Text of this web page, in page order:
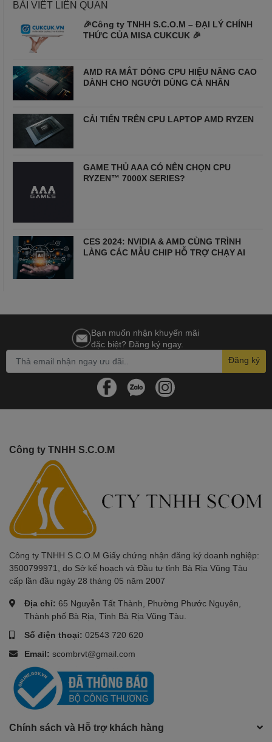
BÀI VIẾT LIÊN QUAN
🎉Công ty TNHH S.C.O.M – ĐẠI LÝ CHÍNH
THỨC CỦA MISA CUKCUK 🎉
AMD RA MẮT DÒNG CPU HIỆU NĂNG CAO
DÀNH CHO NGƯỜI DÙNG CÁ NHÂN
CẢI TIẾN TRÊN CPU LAPTOP AMD RYZEN
GAME THỦ AAA CÓ NÊN CHỌN CPU
RYZEN™ 7000X SERIES?
CES 2024: NVIDIA & AMD CÙNG TRÌNH
LÀNG CÁC MẪU CHIP HỖ TRỢ CHẠY AI
Bạn muốn nhận khuyến mãi
đặc biệt? Đăng ký ngay.
Đăng ký
Công ty TNHH S.C.O.M
Công ty TNHH S.C.O.M Giấy chứng nhận đăng ký doanh nghiệp:
3500799971, do Sở kế hoạch và Đầu tư tỉnh Bà Rịa Vũng Tàu
cấp lần đầu ngày 28 tháng 05 năm 2007
Địa chỉ: 65 Nguyễn Tất Thành, Phường Phước Nguyên,
Thành phố Bà Rịa, Tỉnh Bà Rịa Vũng Tàu.
Số điện thoại: 02543 720 620
Email: scombrvt@gmail.com
Chính sách và Hỗ trợ khách hàng